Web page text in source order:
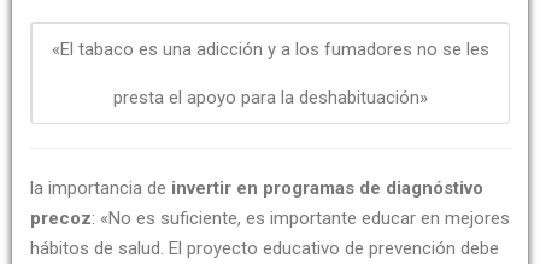
«El tabaco es una adicción y a los fumadores no se les
presta el apoyo para la deshabituación»
la importancia de invertir en programas de diagnóstivo
precoz: «No es suficiente, es importante educar en mejores
hábitos de salud. El proyecto educativo de prevención debe